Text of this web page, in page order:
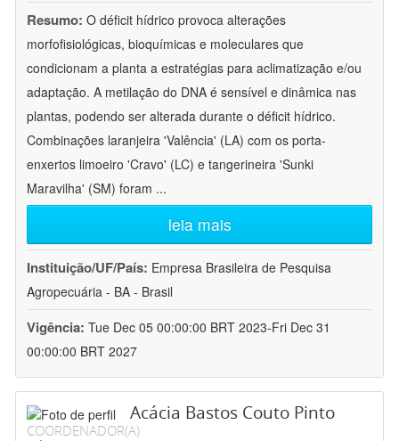
Resumo: O déficit hídrico provoca alterações
morfofisiológicas, bioquímicas e moleculares que
condicionam a planta a estratégias para aclimatização e/ou
adaptação. A metilação do DNA é sensível e dinâmica nas
plantas, podendo ser alterada durante o déficit hídrico.
Combinações laranjeira 'Valência' (LA) com os porta-
enxertos limoeiro 'Cravo' (LC) e tangerineira 'Sunki
Maravilha' (SM) foram ...
leia mais
Instituição/UF/País: Empresa Brasileira de Pesquisa
Agropecuária - BA - Brasil
Vigência: Tue Dec 05 00:00:00 BRT 2023-Fri Dec 31
00:00:00 BRT 2027
Acácia Bastos Couto Pinto
COORDENADOR(A)